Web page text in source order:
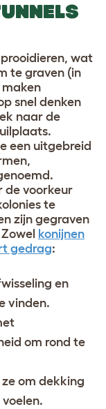
prooidieren, wat
te graven (in
maken
snel denken
naar de
een uitgebreid
de voorkeur
te
zijn gegraven
konijnen
gedrag:
en
vinden.
om rond te
om dekking